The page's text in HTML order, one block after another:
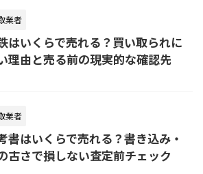
業者
はいくらで売れる？買い取られに
理由と売る前の現実的な確認先
業者
書はいくらで売れる？書き込み・
古さで損しない査定前チェック